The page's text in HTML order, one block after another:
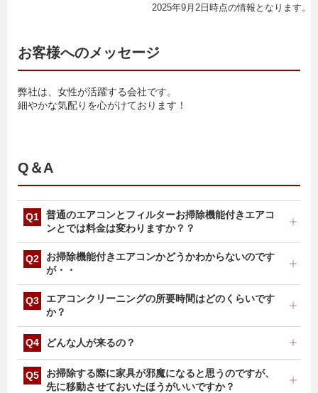
2025年9月2日時点の情報となります。
お客様へのメッセージ
弊社は、女性が活躍する会社です。
細やかな気配りを心がけております！
Q＆A
普通のエアコンとフィルターお掃除機能付きエアコ
ンとでは料金は変わりますか？？
フィルターお掃除機能付きエアコンは、構造が複雑なた
め、組み立て・分解に時間を要しますので、料金が変わ
ります。台数によって料金が変わりますので、お気軽に
お問い合わせください。
お掃除機能付きエアコンかどうかわからないのです
が・・
エアコン本体に貼付してあります、メーカー・機種名・
製造年をお聞かせください。確認させていただきます。
エアコンクリーニングの所要時間はどのくらいです
か？
設置状況などにもよりますが、フィルターお掃除機能な
ターお掃除機能付きエアコンクリーニング1台約1時間
30分～3時間を予定しております。
どんな人が来るの？
ダスキンが発行するライセンスを保持するプロのお掃除
スタッフがお伺いします。基本的には2名1組でお伺い
お掃除する際に家具が邪魔になると思うのですが、
先に移動させておいたほうがいいですか？